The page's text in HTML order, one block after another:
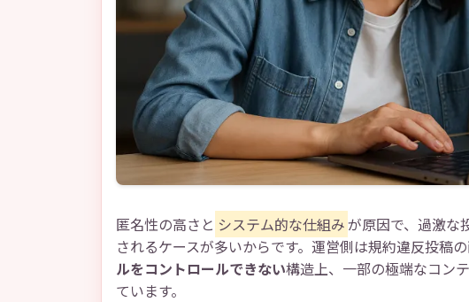
匿名性の高さと システム的な仕組みが原因で、過激な
されるケースが多いからです。運営側は規約違反投稿の
ルをコントロールできない構造上、一部の極端なコン
ています。